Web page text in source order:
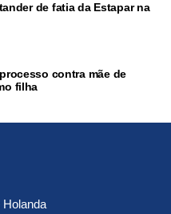
de fatia da Estapar na
contra mãe de
filha
Holanda